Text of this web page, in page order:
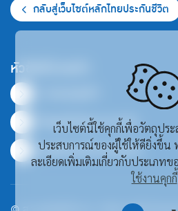
เว็บไซต์นี้ใช้คุกกี้เพื่อวัตถุปร
ประสบการณ์ของผู้ใช้ให้ดียิ่งขึ้น
ละเอียดเพิ่มเติมเกี่ยวกับประเภทข
ใช้งานคุกกี้
กลับสู่เว็บไซต์หลักไทยประกันชีวิต
หัวข้อที่น่าสนใจ
ข้อมูลสำคัญทางการเงิน
ศูนย์รวมเอกสารเผยแพร่